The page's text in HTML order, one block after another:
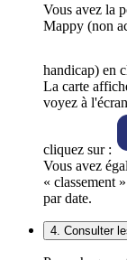
Vous avez la
Mappy (non
handicap) en
La carte
voyez à
cliquez sur :
Vous avez
« classement
par date.
4. Consulter